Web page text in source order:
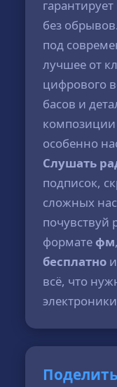
без
под
лучшее от
цифрового
басов и
особенно
Слушать
подписок,
сложных
почувствуй
формате фм
бесплатно
всё, что